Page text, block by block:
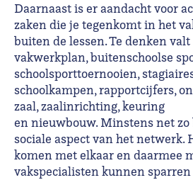
Daarnaast is er aandacht voor
zaken die je tegenkomt in het
buiten de lessen. Te denken
vakwerkplan, buitenschoolse
schoolsporttoernooien,
schoolkampen, rapportcijfers,
zaal, zaalinrichting, keuring
en nieuwbouw. Minstens net
sociale aspect van het netwerk.
komen met elkaar en daarmee
vakspecialisten kunnen